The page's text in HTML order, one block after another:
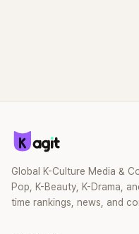
Global K-Culture Media &
Pop, K-Beauty, K-Drama,
time rankings, news, and